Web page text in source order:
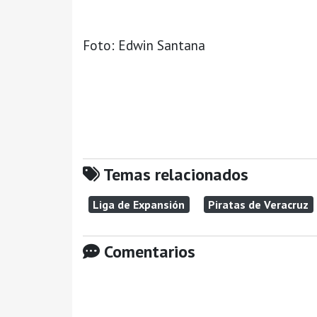
Foto: Edwin Santana
Temas relacionados
Liga de Expansión Piratas de Veracruz
Comentarios